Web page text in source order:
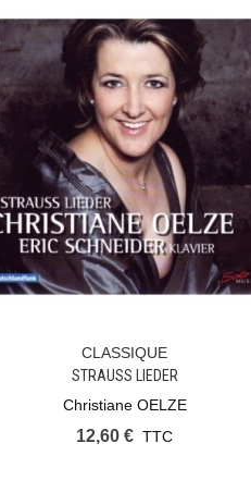
Ajouter Au Panier
CLASSIQUE
STRAUSS LIEDER
Christiane OELZE
12,60 € TTC